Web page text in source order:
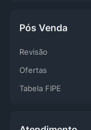
Pós Venda
Revisão
Ofertas
Tabela FIPE